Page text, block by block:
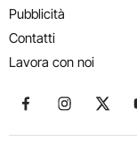
Pubblicità
Contatti
Lavora con noi
Seguici suSeguici su